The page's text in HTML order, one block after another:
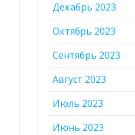
Декабрь 2023
Октябрь 2023
Сентябрь 2023
Август 2023
Июль 2023
Июнь 2023